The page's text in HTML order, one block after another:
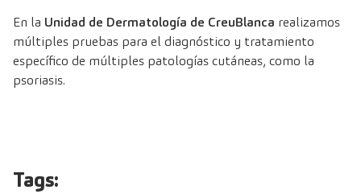
En la Unidad de Dermatología de CreuBlanca realizamos
múltiples pruebas para el diagnóstico y tratamiento
específico de múltiples patologías cutáneas, como la
psoriasis.
Tags: